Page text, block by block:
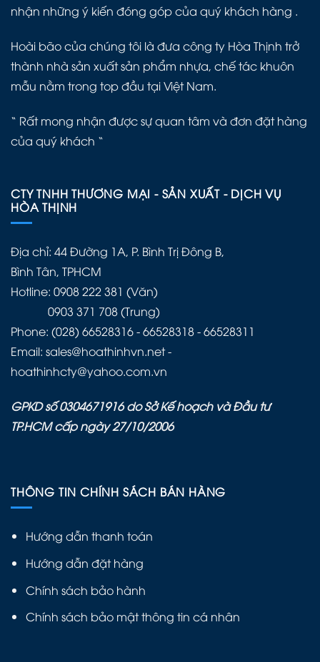
nhận những ý kiến đóng góp của quý khách hàng .
Hoài bão của chúng tôi là đưa công ty Hòa Thịnh trở
thành nhà sản xuất sản phẩm nhựa, chế tác khuôn
mẫu nằm trong top đầu tại Việt Nam.
“ Rất mong nhận được sự quan tâm và đơn đặt hàng
của quý khách “
CTY TNHH THƯƠNG MẠI - SẢN XUẤT - DỊCH VỤ
HÒA THỊNH
Địa chỉ: 44 Đường 1A, P. Bình Trị Đông B,
Bình Tân, TPHCM
Hotline: 0908 222 381 (Văn)
0903 371 708 (Trung)
Phone: (028) 66528316 - 66528318 - 66528311
Email: sales@hoathinhvn.net -
hoathinhcty@yahoo.com.vn
GPKD số 0304671916 do Sở Kế hoạch và Đầu tư
TP.HCM cấp ngày 27/10/2006
THÔNG TIN CHÍNH SÁCH BÁN HÀNG
Hướng dẫn thanh toán
Hướng dẫn đặt hàng
Chính sách bảo hành
Chính sách bảo mật thông tin cá nhân